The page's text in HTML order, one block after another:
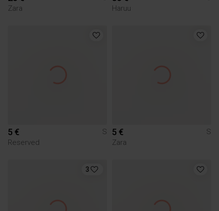
Zara
Haruu
5 €
S
Reserved
5 €
S
Zara
3